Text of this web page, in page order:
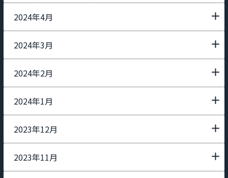
2024年4月
2024年3月
2024年2月
2024年1月
2023年12月
2023年11月